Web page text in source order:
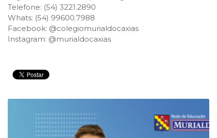
Telefone: (54) 3221.2890
Whats: (54) 99600.7988
Facebook: @colegiomurialdocaxias
Instagram: @murialdocaxias